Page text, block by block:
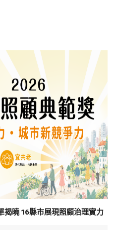
揭曉 16縣市展現照顧治理實力